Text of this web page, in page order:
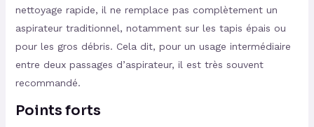
nettoyage rapide, il ne remplace pas complètement un
aspirateur traditionnel, notamment sur les tapis épais ou
pour les gros débris. Cela dit, pour un usage intermédiaire
entre deux passages d’aspirateur, il est très souvent
recommandé.
Points forts